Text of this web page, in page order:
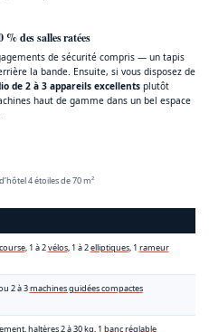
des salles ratées
de sécurité compris — un tapis
la bande. Ensuite, si vous disposez de
de 2 à 3 appareils excellents plutôt
haut de gamme dans un bel espace
4 étoiles de 70 m²
, 1 à 2vélos, 1 à 2elliptiques, 1 rameur
2 à 3machines guidées compactes
haltères 2 à 30 kg, 1 banc réglable